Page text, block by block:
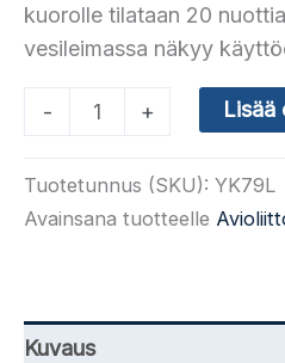
kuorolle tilataan 20
vesileimassa näkyy
-
Häälaulu
+ Lisää
Tuotetunnus (SKU): YK79L
Avainsana tuotteelle
Kuvaus